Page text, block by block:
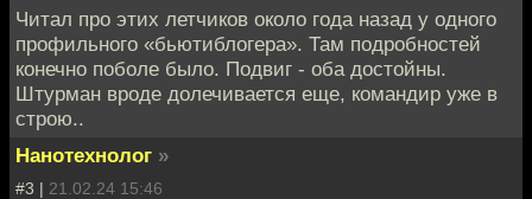
Читал про этих летчиков около года назад у одного
профильного «бьютиблогера». Там подробностей
конечно поболе было. Подвиг - оба достойны.
Штурман вроде долечивается еще, командир уже в
строю..
Нанотехнолог »
#3 | 21.02.24 15:46